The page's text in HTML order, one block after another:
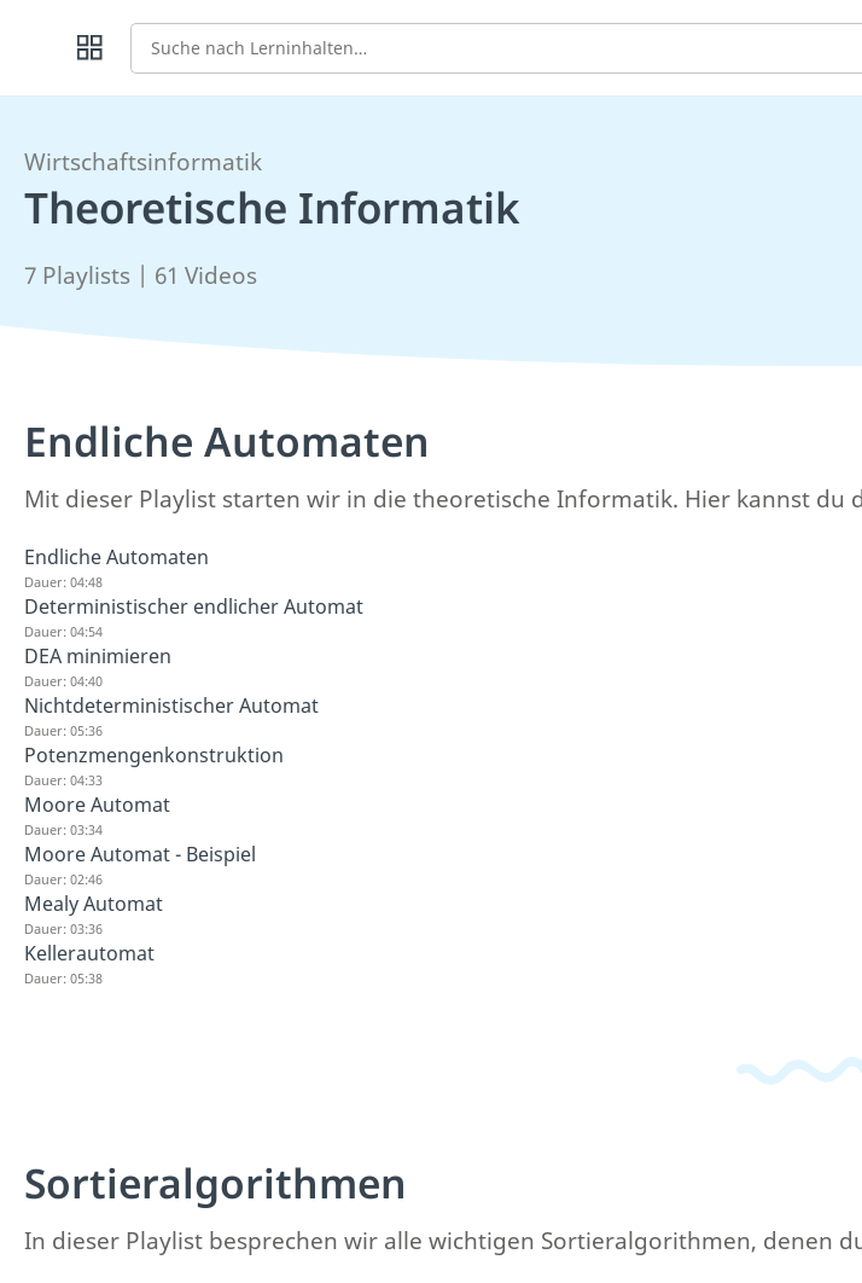
Suche
Wirtschaftsinformatik
Theoretische Informatik
7 Playlists | 61 Videos
Endliche Automaten
Mit dieser Playlist starten wir in die theoretische Informatik. Hier kannst
Endliche Automaten
Dauer: 04:48
Deterministischer endlicher Automat
Dauer: 04:54
DEA minimieren
Dauer: 04:40
Nichtdeterministischer Automat
Dauer: 05:36
Potenzmengenkonstruktion
Dauer: 04:33
Moore Automat
Dauer: 03:34
Moore Automat - Beispiel
Dauer: 02:46
Mealy Automat
Dauer: 03:36
Kellerautomat
Dauer: 05:38
Sortieralgorithmen
In dieser Playlist besprechen wir alle wichtigen Sortieralgorithmen, denen